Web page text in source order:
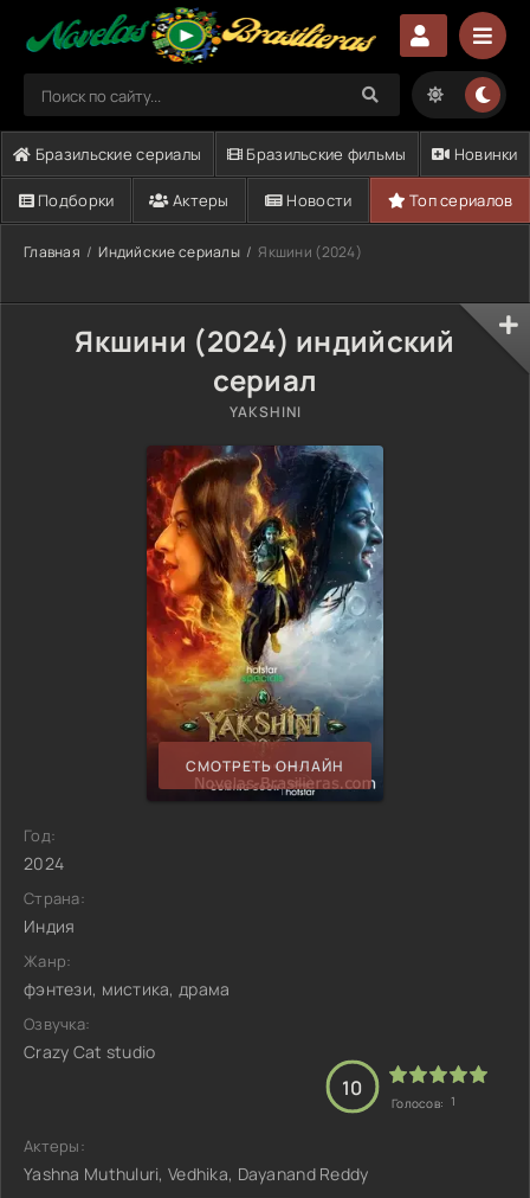
Бразильские сериалы Бразильские фильмы Новинки
Подборки Актеры Новости Топ сериалов
Главная Индийские сериалы Якшини (2024)
Якшини (2024) индийский
сериал
YAKSHINI
СМОТРЕТЬ ОНЛАЙН
Год:
2024
Страна:
Индия
Жанр:
фэнтези, мистика, драма
Озвучка:
Crazy Cat studio
10
Голосов: 1
Актеры:
Yashna Muthuluri, Vedhika, Dayanand Reddy